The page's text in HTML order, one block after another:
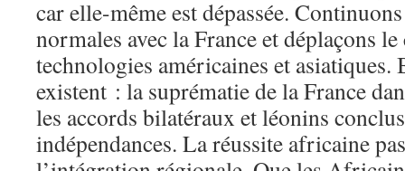
car elle-même est dépassée.
normales avec la France et déplaçons
technologies américaines et
existent : la suprématie de la France
les accords bilatéraux et léonins
indépendances. La réussite africaine